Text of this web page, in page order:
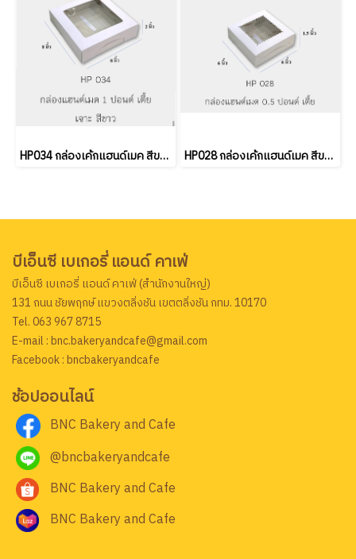
HP034 กล่องเค้กแฮนด์เมค สีขาว เจาะ ทรงเตี้ย 1 P 10 ชิ้น (ยกลัง 5แพ็ค) HP028 กล่องเค้กแฮนด์เมค สีขาว เจาะ ทรงเตี้ย 0.5 P 10 ชิ้น
บีเอ็นซี เบเกอรี่ แอนด์ คาเฟ่
บีเอ็นซี เบเกอรี่ แอนด์ คาเฟ่ (สำนักงานใหญ่)
131 ถนน ชัยพฤกษ์ แขวงตลิ่งชัน เขตตลิ่งชัน กทม. 10170
Tel. 063 967 8715
E-mail : bnc.bakeryandcafe@gmail.com
Facebook : bncbakeryandcafe
ช้อปออนไลน์
BNC Bakery and Cafe
@bncbakeryandcafe
BNC Bakery and Cafe
BNC Bakery and Cafe